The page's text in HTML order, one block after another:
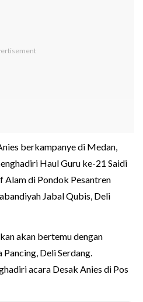
berkampanye di Medan,
Haul Guru ke-21 Saidi
Alam di Pondok Pesantren
Jabal Qubis, Deli
akan bertemu dengan
Deli Serdang.
acara Desak Anies di Pos